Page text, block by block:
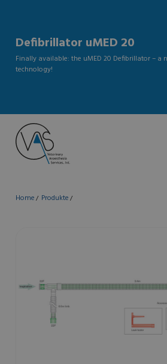
Defibrillator uMED 20
Finally available: the uMED 20 Defibrillator – a
technology!
Home Produkte